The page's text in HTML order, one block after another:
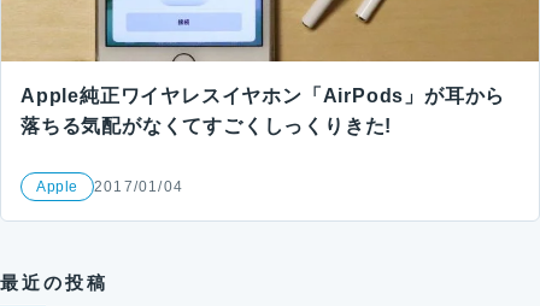
Apple純正ワイヤレスイヤホン「AirPods」が耳から
落ちる気配がなくてすごくしっくりきた!
Apple 2017/01/04
最近の投稿